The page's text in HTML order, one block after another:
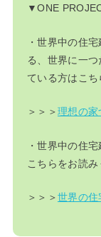
▼ONE
・世界中の住
る、世界に一
ている方はこち
＞＞＞理想の家
・世界中の住
こちらをお読み
＞＞＞世界の住